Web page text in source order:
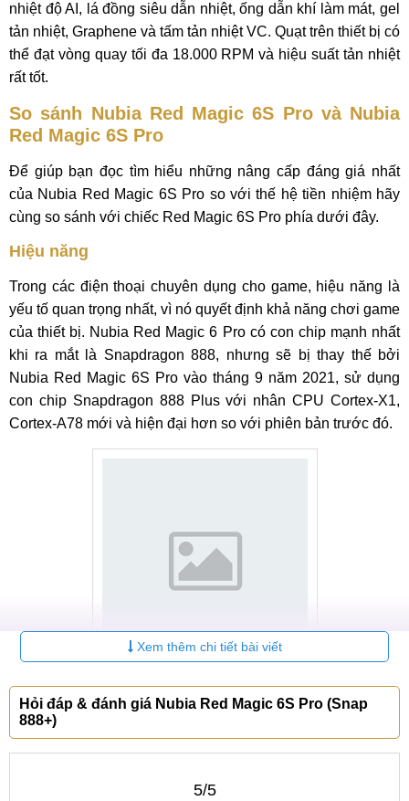
nhiệt độ AI, lá đồng siêu dẫn nhiệt, ống dẫn khí làm mát, gel
tản nhiệt, Graphene và tấm tản nhiệt VC. Quạt trên thiết bị có
thể đạt vòng quay tối đa 18.000 RPM và hiệu suất tản nhiệt
rất tốt.
So sánh Nubia Red Magic 6S Pro và Nubia
Red Magic 6S Pro
Để giúp bạn đọc tìm hiểu những nâng cấp đáng giá nhất
của Nubia Red Magic 6S Pro so với thế hệ tiền nhiệm hãy
cùng so sánh với chiếc Red Magic 6S Pro phía dưới đây.
Hiệu năng
Trong các điện thoại chuyên dụng cho game, hiệu năng là
yếu tố quan trọng nhất, vì nó quyết định khả năng chơi game
của thiết bị. Nubia Red Magic 6 Pro có con chip mạnh nhất
khi ra mắt là Snapdragon 888, nhưng sẽ bị thay thế bởi
Nubia Red Magic 6S Pro vào tháng 9 năm 2021, sử dụng
con chip Snapdragon 888 Plus với nhân CPU Cortex-X1,
Cortex-A78 mới và hiện đại hơn so với phiên bản trước đó.
Hiệu năng
Tên sản phẩm
Xem thêm chi tiết bài viết
Hỏi đáp & đánh giá Nubia Red Magic 6S Pro (Snap
888+)
5/5